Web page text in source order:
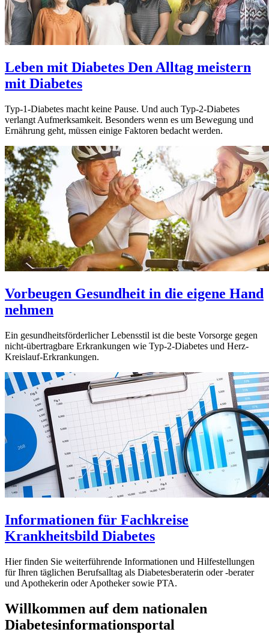
Leben mit Diabetes Den Alltag meistern
mit Diabetes
Typ-1-Diabetes macht keine Pause. Und auch Typ-2-Diabetes
verlangt Aufmerksamkeit. Besonders wenn es um Bewegung und
Ernährung geht, müssen einige Faktoren bedacht werden.
Vorbeugen Gesundheit in die eigene Hand
nehmen
Ein gesundheitsförderlicher Lebensstil ist die beste Vorsorge gegen
nicht-übertragbare Erkrankungen wie Typ-2-Diabetes und Herz-
Kreislauf-Erkrankungen.
Informationen für Fachkreise
Krankheitsbild Diabetes
Hier finden Sie weiterführende Informationen und Hilfestellungen
für Ihren täglichen Berufsalltag als Diabetesberaterin oder -berater
und Apothekerin oder Apotheker sowie PTA.
Willkommen auf dem nationalen
Diabetesinformationsportal